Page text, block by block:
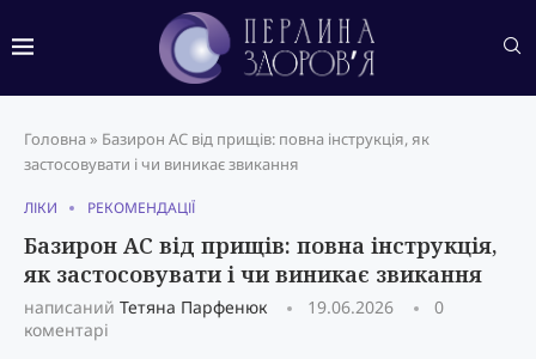
Головна » Базирон AC від прищів: повна інструкція, як
застосовувати і чи виникає звикання
ЛІКИ РЕКОМЕНДАЦІЇ
Базирон AC від прищів: повна інструкція,
як застосовувати і чи виникає звикання
написаний Тетяна Парфенюк 19.06.2026
0
коментарі